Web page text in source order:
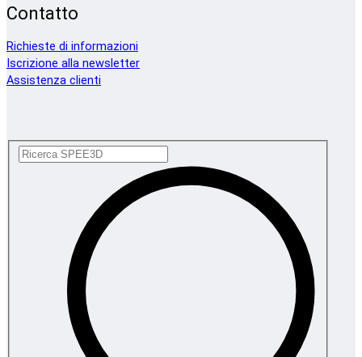
Contatto
Richieste di informazioni
Iscrizione alla newsletter
Assistenza clienti